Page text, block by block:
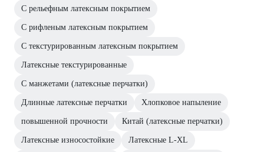
С рельефным латексным покрытием
С рифленым латексным покрытием
С текстурированным латексным покрытием
Латексные текстурированные
С манжетами (латексные перчатки)
Длинные латексные перчатки Хлопковое напыление
повышенной прочности Китай (латексные перчатки)
Латексные износостойкие Латексные L-XL